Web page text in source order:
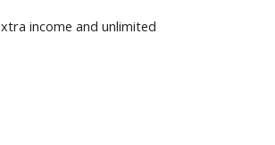
income and unlimited